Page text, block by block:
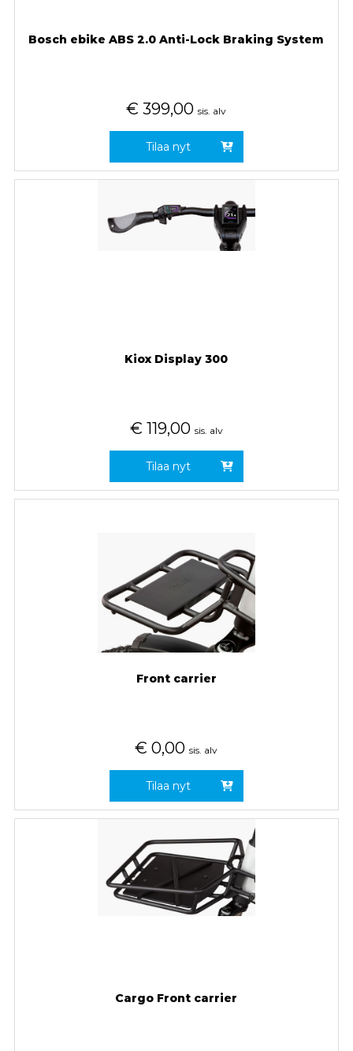
Bosch ebike ABS 2.0 Anti-Lock Braking System
€ 399,00 sis. alv
Tilaa nyt
Kiox Display 300
€ 119,00 sis. alv
Tilaa nyt
Front carrier
€ 0,00 sis. alv
Tilaa nyt
Cargo Front carrier